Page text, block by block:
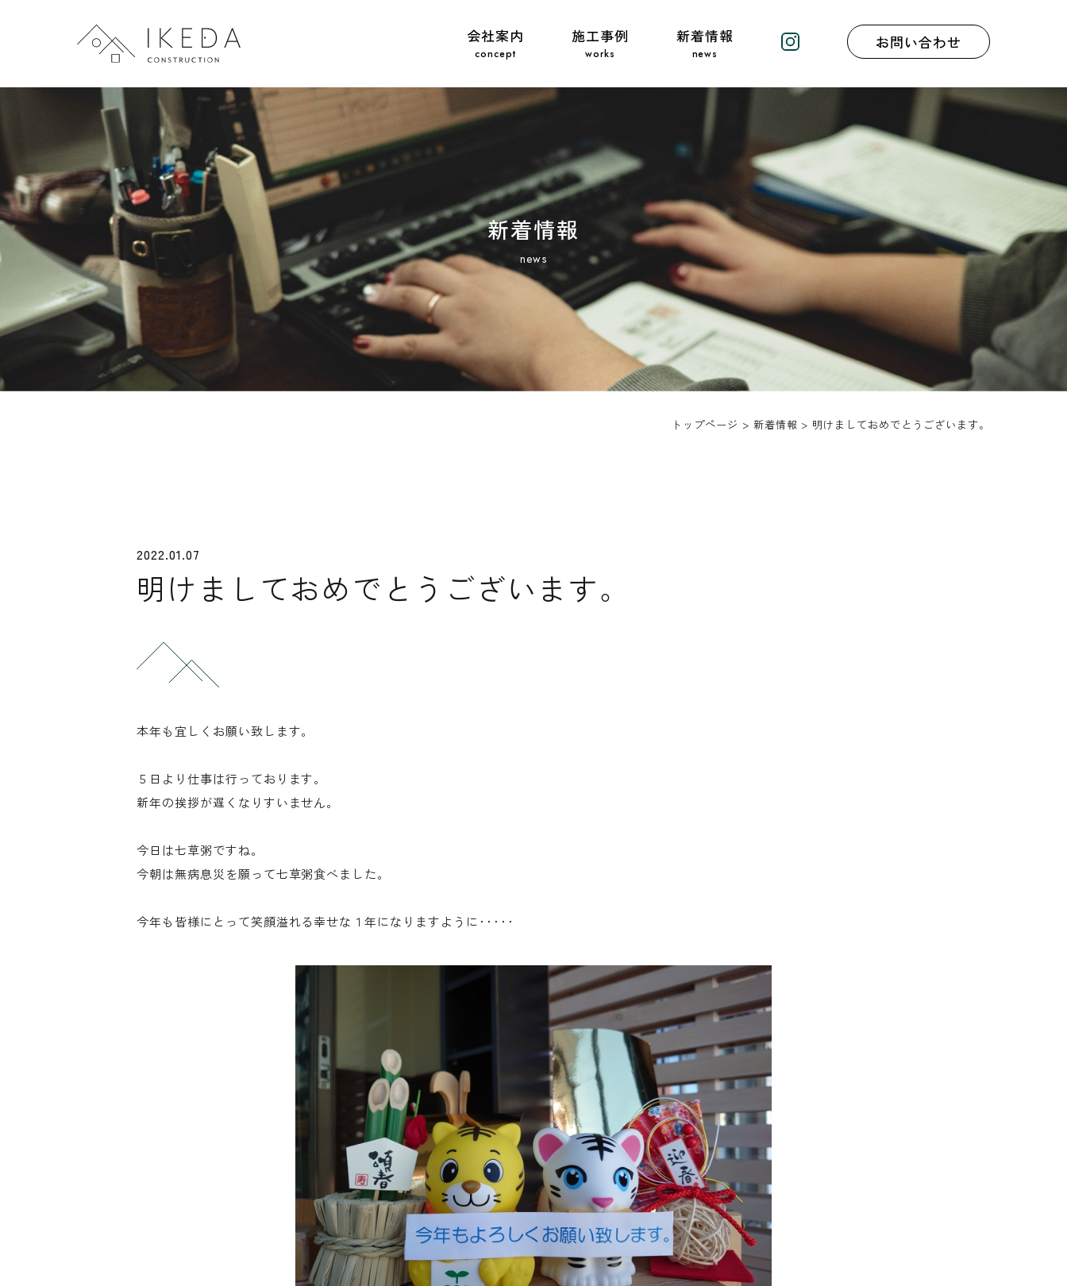
会社案内 施工事例 新着情報 お問い合わせ
新着情報
トップページ > 新着情報 > 明けましておめでとうございます。
2022.01.07
明けましておめでとうございます。
本年も宜しくお願い致します。
５日より仕事は行っております。
新年の挨拶が遅くなりすいません。
今日は七草粥ですね。
今朝は無病息災を願って七草粥食べました。
今年も皆様にとって笑顔溢れる幸せな１年になりますように･････